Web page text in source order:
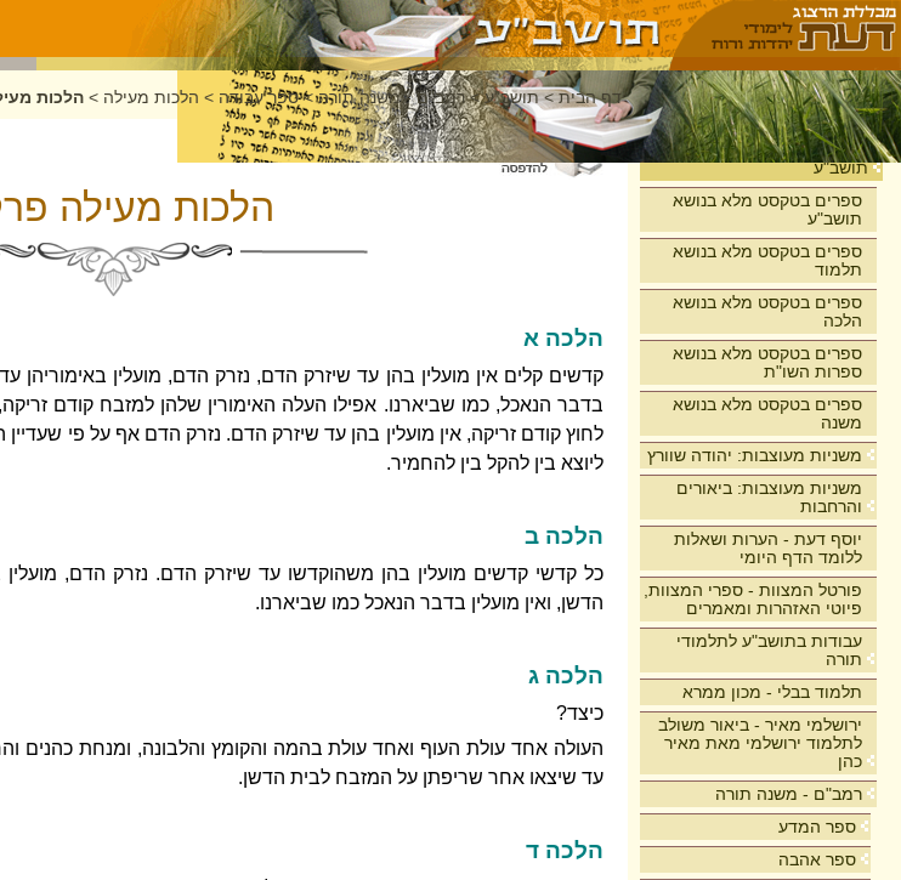
בית
תושב"ע
ספרים בטקסט מלא בנושא
תושב"ע
ספרים בטקסט מלא בנושא
תלמוד
ספרים בטקסט מלא בנושא
הלכה
ספרים בטקסט מלא בנושא
ספרות השו"ת
ספרים בטקסט מלא בנושא
משנה
משניות מעוצבות: יהודה שוורץ
משניות מעוצבות: ביאורים
והרחבות
יוסף דעת - הערות ושאלות
ללומד הדף היומי
פורטל המצוות - ספרי המצוות,
פיוטי האזהרות ומאמרים
עבודות בתושב"ע לתלמודי
תורה
תלמוד בבלי - מכון ממרא
ירושלמי מאיר - ביאור משולב
לתלמוד ירושלמי מאת מאיר
כהן
רמב"ם - משנה תורה
ספר המדע
ספר אהבה
דף הבית >תושב"ע >רמב"ם - משנה תורה>ספר עבודה > הלכות מעילה > הלכות
הלכות מעילה
הלכה א
קדשים קלים אין מועלין בהן עד שיזרק הדם, נזרק הדם, מועלין באימוריהן
בדבר הנאכל, כמו שביארנו. אפילו העלה האימורין שלהן למזבח קודם
לחוץ קודם זריקה, אין מועלין בהן עד שיזרק הדם. נזרק הדם אף על פי שעדיין
ליוצא בין להקל בין להחמיר.
הלכה ב
כל קדשי קדשים מועלין בהן משהוקדשו עד שיזרק הדם. נזרק הדם,
הדשן, ואין מועלין בדבר הנאכל כמו שביארנו.
הלכה ג
כיצד?
העולה אחד עולת העוף ואחד עולת בהמה והקומץ והלבונה, ומנחת כהנים
עד שיצאו אחר שריפתן על המזבח לבית הדשן.
הלכה ד